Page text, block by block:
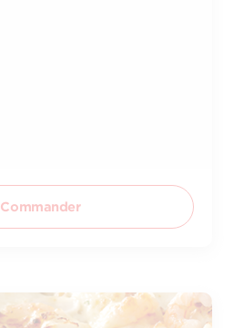
Commander